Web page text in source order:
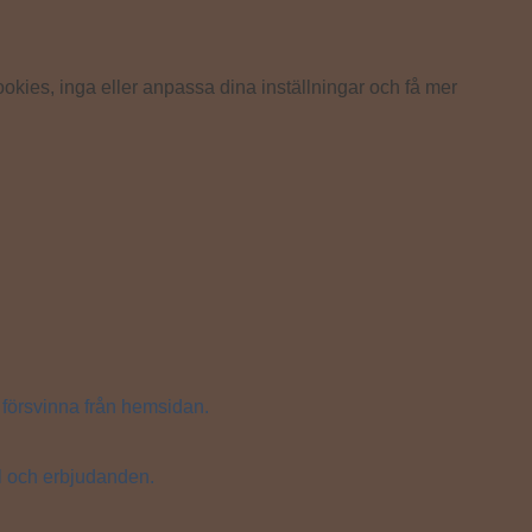
inga eller anpassa dina inställningar och få mer
från hemsidan.
och erbjudanden.